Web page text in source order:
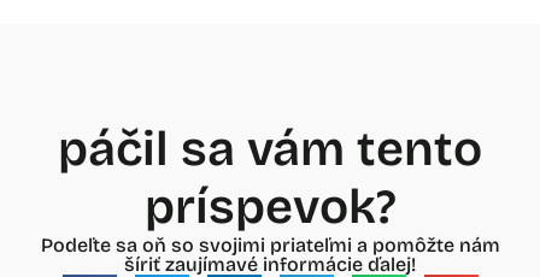
páčil sa vám tento
príspevok?
Podeľte sa oň so svojimi priateľmi a pomôžte nám
šíriť zaujímavé informácie ďalej!